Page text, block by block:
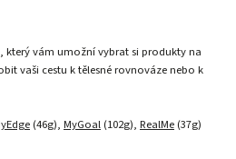
který vám umožní vybrat si produkty na
vaši cestu k tělesné rovnováze nebo k
(46g), MyGoal(102g), RealMe(37g)